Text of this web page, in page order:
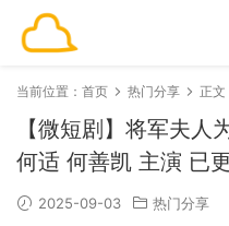
当前位置： 首页 热门分享 正文
【微短剧】将军夫
何适 何善凯 主演 已
2025-09-03 热门分享